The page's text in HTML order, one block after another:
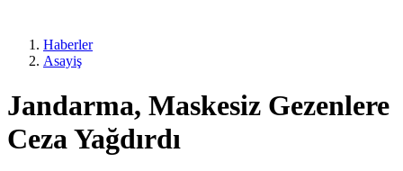
Haberler
Asayiş
Jandarma, Maskesiz Gezenlere
Ceza Yağdırdı